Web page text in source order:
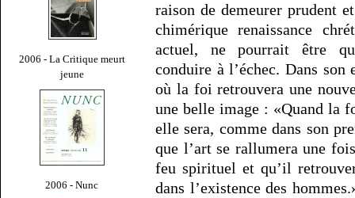
2006 - La Critique meurt
jeune
2006 - Nunc
raison de demeurer prudent
chimérique renaissance
actuel, ne pourrait être
conduire à l’échec. Dans
où la foi retrouvera une
une belle image : «Quand la
elle sera, comme dans son
que l’art se rallumera une
feu spirituel et qu’il
dans l’existence des